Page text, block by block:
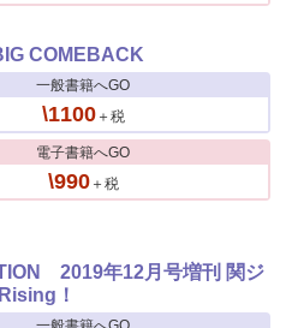
COMEBACK
一般書籍へGO
\1100＋税
電子書籍へGO
\990＋税
2019年12月号増刊 関ジ
！